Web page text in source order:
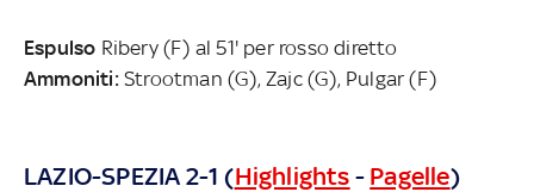
Espulso Ribery (F) al 51' per rosso diretto
Ammoniti:Strootman (G), Zajc (G), Pulgar (F)
LAZIO-SPEZIA 2-1 (Highlights - Pagelle)